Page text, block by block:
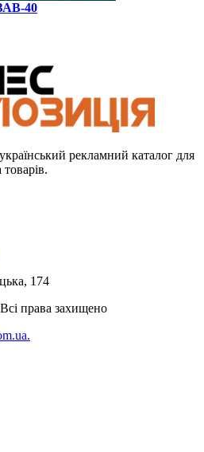
40
рекламний каталог для
товарів.
174
права захищено
.